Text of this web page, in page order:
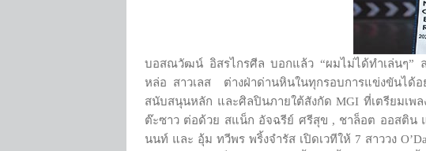
บอสณวัฒน์ อิสรไกรศีล บอกแล้ว “ผมไม่ได้ทำเล่นๆ”
หล่อ สาวเลส ต่างฝ่าด่านหินในทุกรอบการแข่งขันได้
สนับสนุนหลัก และศิลปินภายใต้สังกัด MGI ที่เตรียมเพ
ต๊ะซาว ต่อด้วย สแน็ก อัจฉรีย์ ศรีสุข , ชาล็อต ออสติน
นนท์ และ อุ้ม ทวีพร พริ้งจำรัส เปิดเวทีให้ 7 สาววง